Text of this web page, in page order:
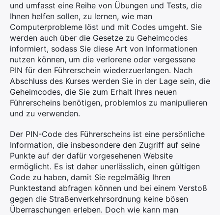
und umfasst eine Reihe von Übungen und Tests, die
Ihnen helfen sollen, zu lernen, wie man
Computerprobleme löst und mit Codes umgeht. Sie
werden auch über die Gesetze zu Geheimcodes
informiert, sodass Sie diese Art von Informationen
nutzen können, um die verlorene oder vergessene
PIN für den Führerschein wiederzuerlangen. Nach
Abschluss des Kurses werden Sie in der Lage sein, die
Geheimcodes, die Sie zum Erhalt Ihres neuen
Führerscheins benötigen, problemlos zu manipulieren
und zu verwenden.
Der PIN-Code des Führerscheins ist eine persönliche
Information, die insbesondere den Zugriff auf seine
Punkte auf der dafür vorgesehenen Website
ermöglicht. Es ist daher unerlässlich, einen gültigen
Code zu haben, damit Sie regelmäßig Ihren
Punktestand abfragen können und bei einem Verstoß
gegen die Straßenverkehrsordnung keine bösen
Überraschungen erleben. Doch wie kann man